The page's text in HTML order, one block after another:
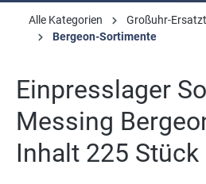
Alle Kategorien Großuhr-
Bergeon-Sortimente
Einpresslager
Messing
Inhalt 225 Stück